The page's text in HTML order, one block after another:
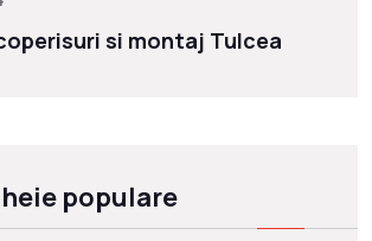
si montaj Tulcea
populare